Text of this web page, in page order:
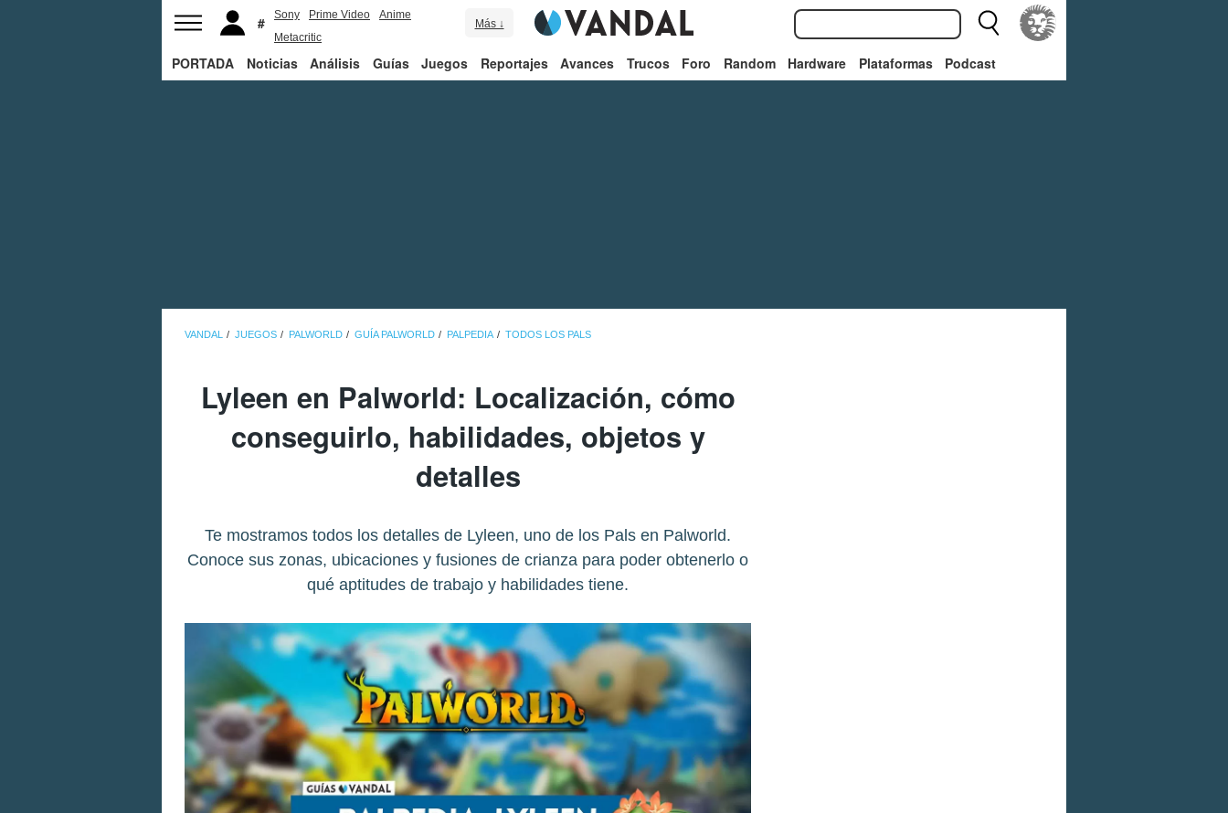
Sony Prime Video
Anime
Metacritic
Más ↓
PORTADA Noticias Análisis Guías Juegos Reportajes Avances Trucos Foro Random Hardware Plataformas Podcast
VANDAL JUEGOS PALWORLD GUÍA PALWORLD PALPEDIA TODOS LOS PALS
Lyleen en Palworld: Localización, cómo
conseguirlo, habilidades, objetos y
detalles
Te mostramos todos los detalles de Lyleen, uno de los Pals en Palworld.
Conoce sus zonas, ubicaciones y fusiones de crianza para poder obtenerlo o
qué aptitudes de trabajo y habilidades tiene.